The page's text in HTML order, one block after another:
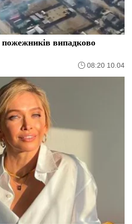
пожежників випадково
08:20 10.04